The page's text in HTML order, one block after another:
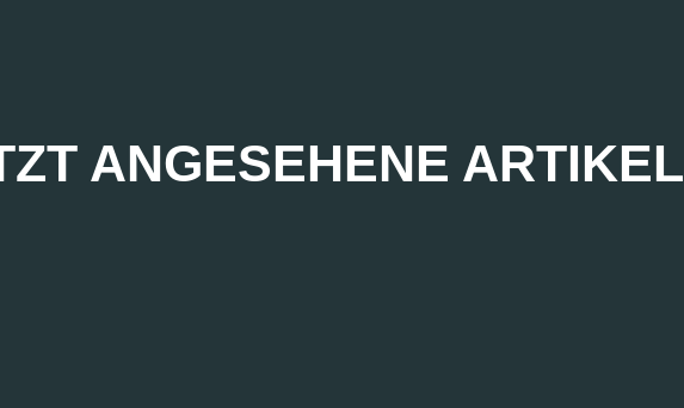
ANGESEHENE ARTIKEL